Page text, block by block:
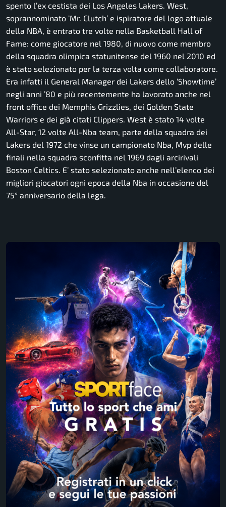
spento l’ex cestista dei Los Angeles Lakers. West,
soprannominato ‘Mr. Clutch’ e ispiratore del logo attuale
della NBA, è entrato tre volte nella Basketball Hall of
Fame: come giocatore nel 1980, di nuovo come membro
della squadra olimpica statunitense del 1960 nel 2010 ed
è stato selezionato per la terza volta come collaboratore.
Era infatti il General Manager dei Lakers dello ‘Showtime’
negli anni ’80 e più recentemente ha lavorato anche nel
front office dei Memphis Grizzlies, dei Golden State
Warriors e dei già citati Clippers. West è stato 14 volte
All-Star, 12 volte All-Nba team, parte della squadra dei
Lakers del 1972 che vinse un campionato Nba, Mvp delle
finali nella squadra sconfitta nel 1969 dagli arcirivali
Boston Celtics. E’ stato selezionato anche nell’elenco dei
migliori giocatori ogni epoca della Nba in occasione del
75° anniversario della lega.